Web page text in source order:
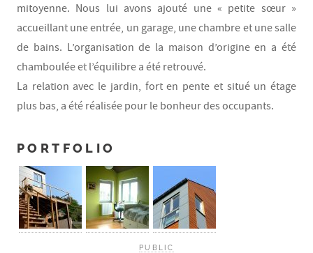
mitoyenne. Nous lui avons ajouté une « petite sœur »
accueillant une entrée, un garage, une chambre et une salle
de bains. L’organisation de la maison d’origine en a été
chamboulée et l’équilibre a été retrouvé.
La relation avec le jardin, fort en pente et situé un étage
plus bas, a été réalisée pour le bonheur des occupants.
PORTFOLIO
PUBLIC